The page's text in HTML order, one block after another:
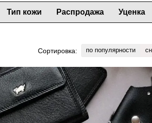
Тип кожи Распродажа Уценка
Сортировка: по популярности